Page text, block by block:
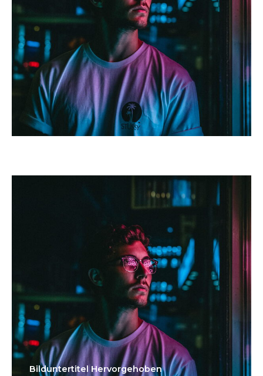
Bild­unter­titel Hervorgehoben